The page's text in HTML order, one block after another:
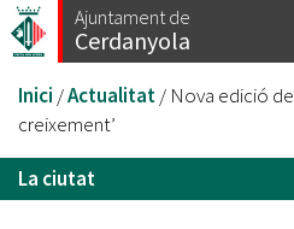
Vés
al
Ajuntament de
Cerdanyola
Esteu
aquí
Inici /Actualitat/ Nova edició
creixement’
La ciutat